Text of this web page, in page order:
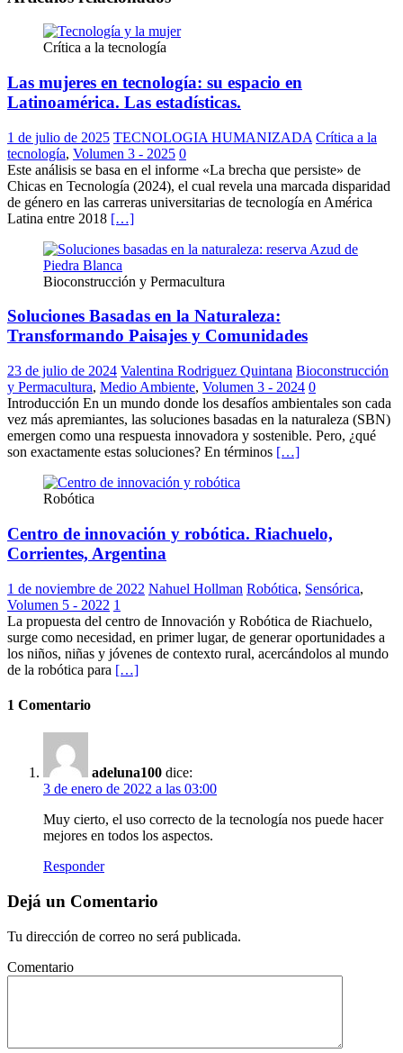
Crítica a la tecnología
Las mujeres en tecnología: su espacio en
Latinoamérica. Las estadísticas.
1 de julio de 2025 TECNOLOGIA HUMANIZADA Crítica a la
tecnología, Volumen 3 - 2025 0
Este análisis se basa en el informe «La brecha que persiste» de
Chicas en Tecnología (2024), el cual revela una marcada disparidad
de género en las carreras universitarias de tecnología en América
Latina entre 2018 […]
Bioconstrucción y Permacultura
Soluciones Basadas en la Naturaleza:
Transformando Paisajes y Comunidades
23 de julio de 2024 Valentina Rodriguez Quintana Bioconstrucción
y Permacultura, Medio Ambiente, Volumen 3 - 2024 0
Introducción En un mundo donde los desafíos ambientales son cada
vez más apremiantes, las soluciones basadas en la naturaleza (SBN)
emergen como una respuesta innovadora y sostenible. Pero, ¿qué
son exactamente estas soluciones? En términos […]
Robótica
Centro de innovación y robótica. Riachuelo,
Corrientes, Argentina
1 de noviembre de 2022 Nahuel Hollman Robótica, Sensórica,
Volumen 5 - 2022 1
La propuesta del centro de Innovación y Robótica de Riachuelo,
surge como necesidad, en primer lugar, de generar oportunidades a
los niños, niñas y jóvenes de contexto rural, acercándolos al mundo
de la robótica para […]
1 Comentario
adeluna100 dice:
3 de enero de 2022 a las 03:00
Muy cierto, el uso correcto de la tecnología nos puede hacer
mejores en todos los aspectos.
Responder
Dejá un Comentario
Tu dirección de correo no será publicada.
Comentario